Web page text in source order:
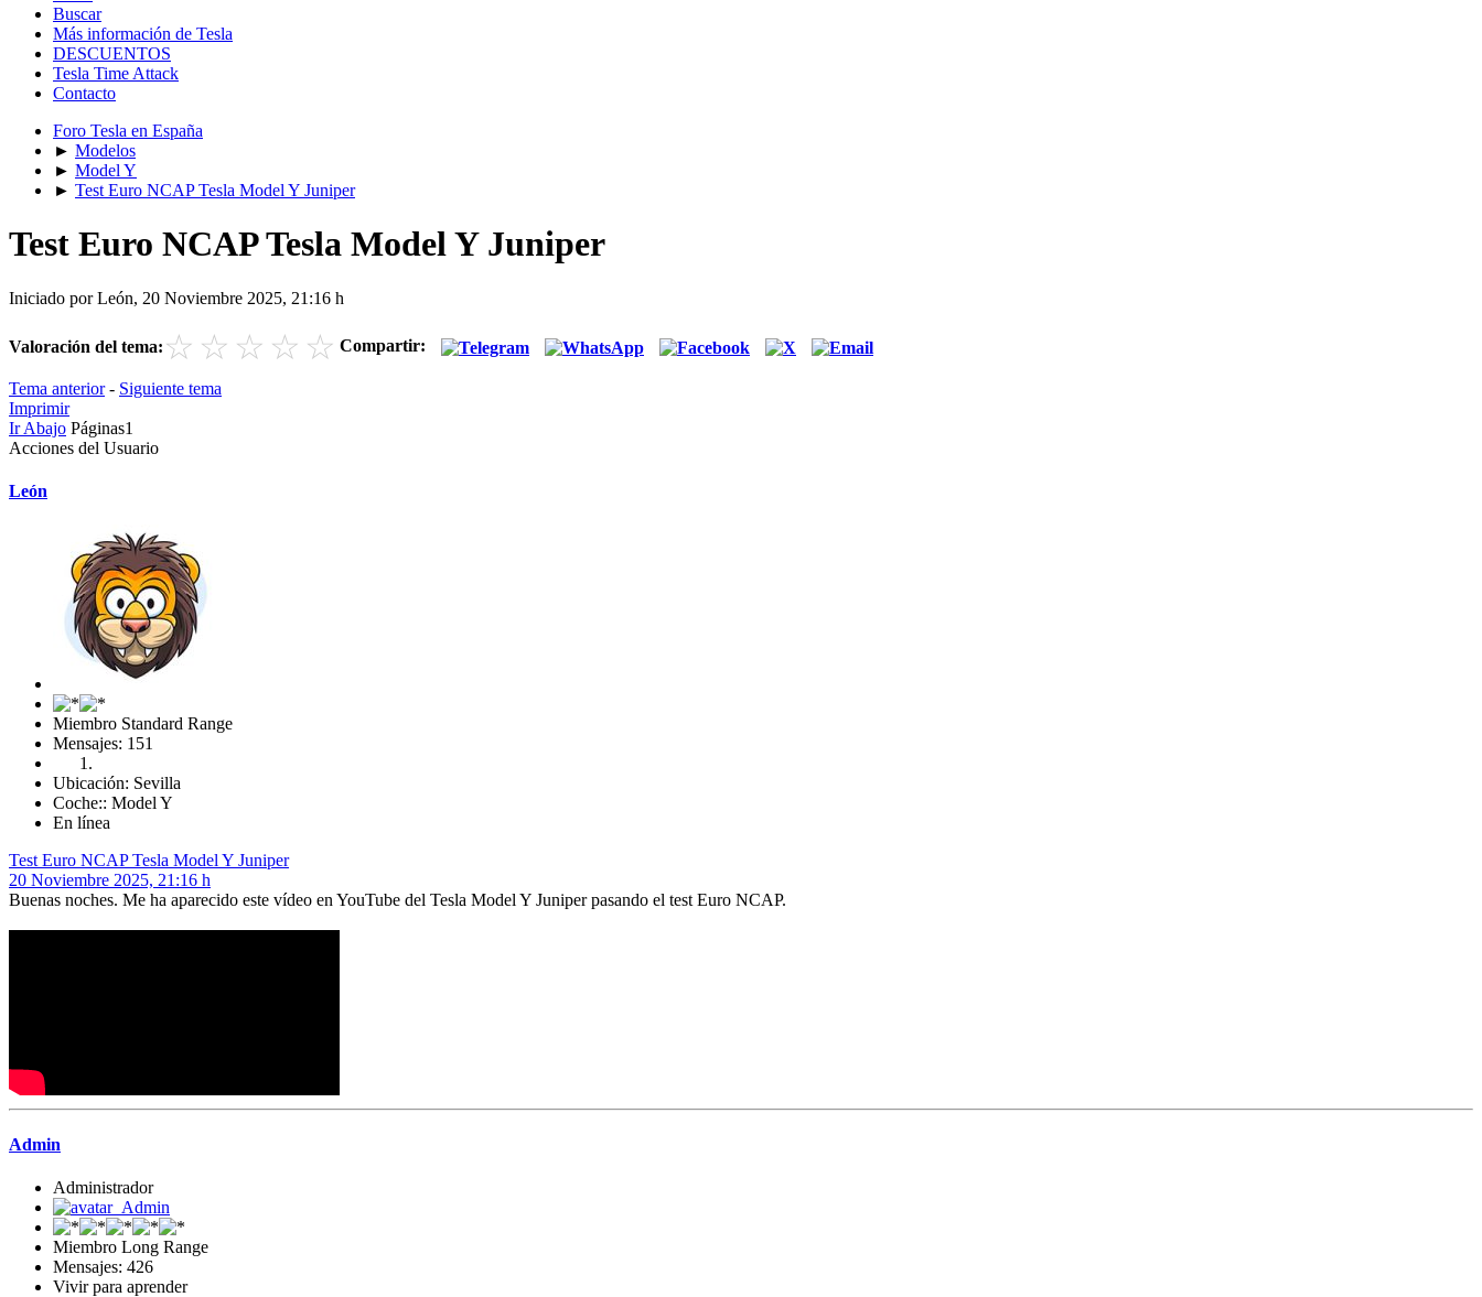
Buscar
Más información de Tesla
DESCUENTOS
Tesla Time Attack
Contacto
Foro Tesla en España
► Modelos
► Model Y
► Test Euro NCAP Tesla Model Y Juniper
Test Euro NCAP Tesla Model Y Juniper
Iniciado por León, 20 Noviembre 2025, 21:16 h
Valoración del tema: ☆ ☆ ☆ ☆ ☆ Compartir:
Tema anterior- Siguiente tema
Imprimir
Ir Abajo Páginas1
Acciones del Usuario
León
Miembro Standard Range
Mensajes: 151
Ubicación: Sevilla
Coche:: Model Y
En línea
Test Euro NCAP Tesla Model Y Juniper
20 Noviembre 2025, 21:16 h
Buenas noches. Me ha aparecido este vídeo en YouTube del Tesla Model Y Juniper pasando el test Euro NCAP.
Admin
Administrador
Miembro Long Range
Mensajes: 426
Vivir para aprender